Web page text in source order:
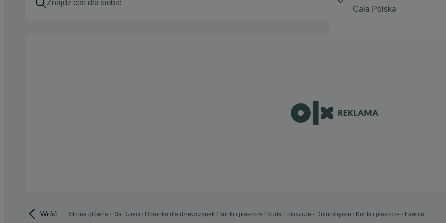
Wróć Strona główna Dla Dzieci Ubranka dla dziewczynek Kurtki i płaszcze Kurtki i płaszcze - Dolnośląskie Kurtki i płaszcze - Ławica